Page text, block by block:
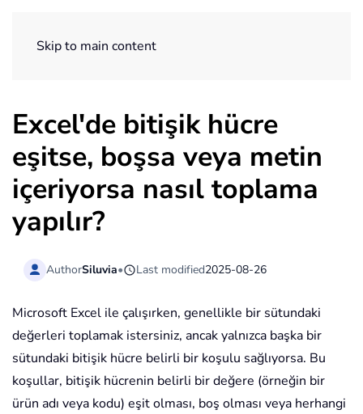
Skip to main content
Excel'de bitişik hücre
eşitse, boşsa veya metin
içeriyorsa nasıl toplama
yapılır?
AuthorSiluvia• Last modified2025-08-26
Microsoft Excel ile çalışırken, genellikle bir sütundaki
değerleri toplamak istersiniz, ancak yalnızca başka bir
sütundaki bitişik hücre belirli bir koşulu sağlıyorsa. Bu
koşullar, bitişik hücrenin belirli bir değere (örneğin bir
ürün adı veya kodu) eşit olması, boş olması veya herhangi